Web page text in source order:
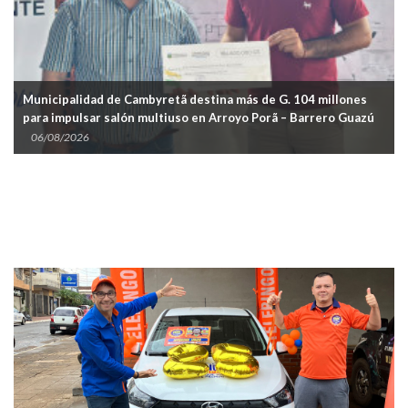
Municipalidad de Cambyretã destina más de G. 104 millones
para impulsar salón multiuso en Arroyo Porã – Barrero Guazú
06/08/2026